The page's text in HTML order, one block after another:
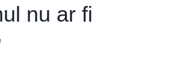
nu ar fi